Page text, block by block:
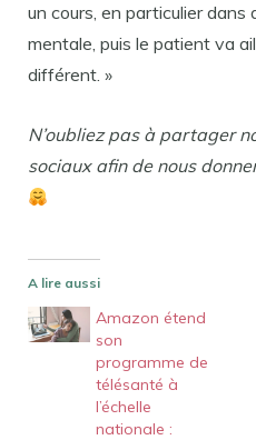
un cours, en particulier
mentale, puis le patient va
différent. »
N’oubliez pas à partager
sociaux afin de nous
A lire aussi
Amazon étend
son
programme de
télésanté à
l’échelle
nationale :